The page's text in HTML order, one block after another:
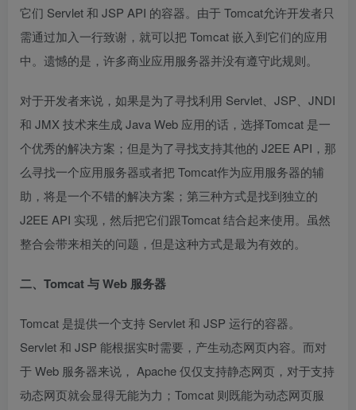
它们 Servlet 和 JSP API 的容器。由于 Tomcat允许开发者只
需通过加入一行致谢，就可以把 Tomcat 嵌入到它们的应用
中。遗憾的是，许多商业应用服务器并没有遵守此规则。
对于开发者来说，如果是为了寻找利用 Servlet、JSP、JNDI
和 JMX 技术来生成 Java Web 应用的话，选择Tomcat 是一
个优秀的解决方案；但是为了寻找支持其他的 J2EE API，那
么寻找一个应用服务器或者把 Tomcat作为应用服务器的辅
助，将是一个不错的解决方案；第三种方式是找到独立的
J2EE API 实现，然后把它们跟Tomcat 结合起来使用。虽然
整合会带来相关的问题，但是这种方式是最为有效的。
二、Tomcat 与 Web 服务器
Tomcat 是提供一个支持 Servlet 和 JSP 运行的容器。
Servlet 和 JSP 能根据实时需要，产生动态网页内容。而对
于 Web 服务器来说， Apache 仅仅支持静态网页，对于支持
动态网页就会显得无能为力；Tomcat 则既能为动态网页服